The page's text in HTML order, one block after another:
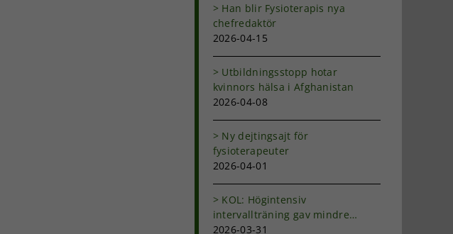
Han blir Fysioterapis nya
chefredaktör
2026-04-15
Utbildningsstopp hotar
kvinnors hälsa i Afghanistan
2026-04-08
Ny dejtingsajt för
fysioterapeuter
2026-04-01
KOL: Högintensiv
intervallträning gav mindre
andfåddhet
2026-03-31